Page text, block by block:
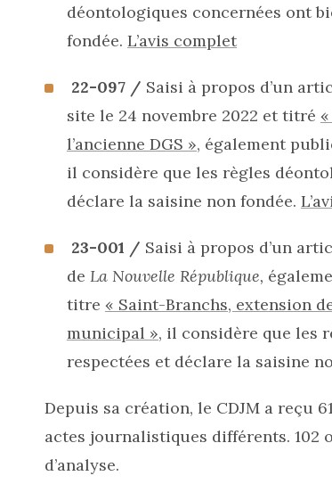
déontologiques concernées ont
fondée. L’avis complet
22-097 / Saisi à propos d’un
site le 24 novembre 2022 et titré
l’ancienne DGS », également
il considère que les règles
déclare la saisine non fondée.
23-001 / Saisi à propos d’un
de La Nouvelle République,
titre « Saint-Branchs, extension
municipal », il considère que les
respectées et déclare la saisine
Depuis sa création, le CDJM a reçu
actes journalistiques différents. 102
d’analyse.